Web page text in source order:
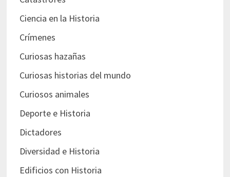
Ciencia en la Historia
Crímenes
Curiosas hazañas
Curiosas historias del mundo
Curiosos animales
Deporte e Historia
Dictadores
Diversidad e Historia
Edificios con Historia